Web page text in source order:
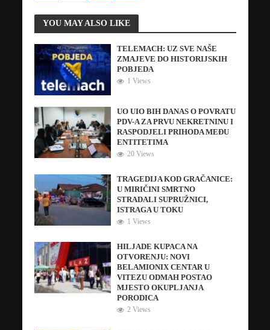
YOU MAY ALSO LIKE
TELEMACH: UZ SVE NAŠE
ZMAJEVE DO HISTORIJSKIH
POBJEDA
1 Views
UO UIO BIH DANAS O POVRATU
PDV-A ZA PRVU NEKRETNINU I
RASPODJELI PRIHODA MEĐU
ENTITETIMA
20 Views
TRAGEDIJA KOD GRAČANICE:
U MIRIČINI SMRTNO
STRADALI SUPRUŽNICI,
ISTRAGA U TOKU
1 Views
HILJADE KUPACA NA
OTVORENJU: NOVI
BELAMIONIX CENTAR U
VITEZU ODMAH POSTAO
MJESTO OKUPLJANJA
PORODICA
2 Views